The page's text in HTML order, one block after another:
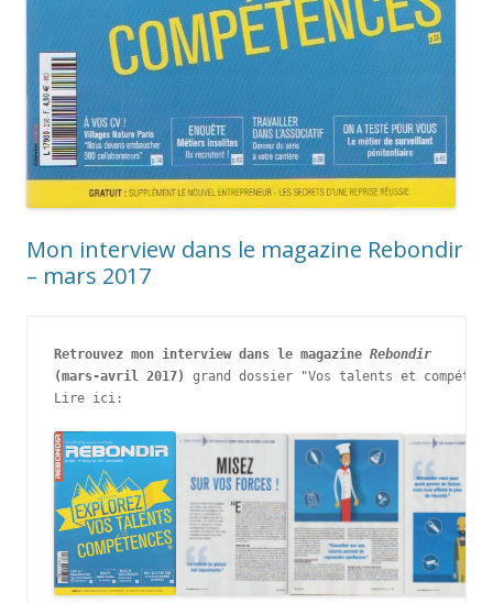
Mon interview dans le magazine Rebondir
– mars 2017
Retrouvez mon interview dans le magazine Rebondir
(mars-avril 2017) grand dossier "Vos talents et
Lire ici: